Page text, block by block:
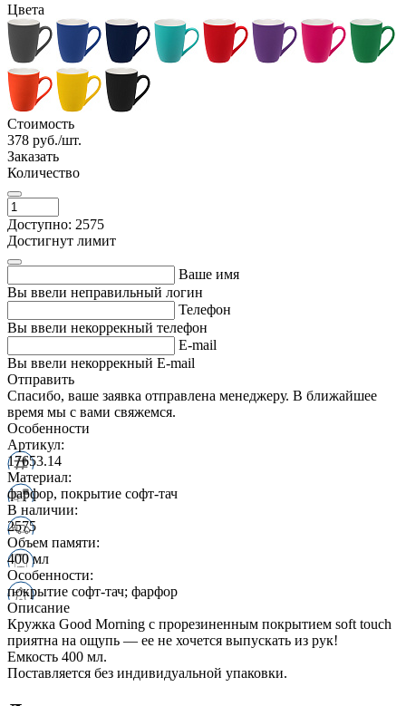
Цвета
Стоимость
378 руб./шт.
Заказать
Количество
Доступно: 2575
Достигнут лимит
Ваше имя
Вы ввели неправильный логин
Телефон
Вы ввели некоррекный телефон
E-mail
Вы ввели некоррекный E-mail
Отправить
Спасибо, ваше заявка отправлена менеджеру. В ближайшее
время мы с вами свяжемся.
Особенности
Артикул:
17653.14
Материал:
фарфор, покрытие софт-тач
В наличии:
2575
Объем памяти:
400 мл
Особенности:
покрытие софт-тач; фарфор
Описание
Кружка Good Morning с прорезиненным покрытием soft touch
приятна на ощупь — ее не хочется выпускать из рук!
Емкость 400 мл.
Поставляется без индивидуальной упаковки.